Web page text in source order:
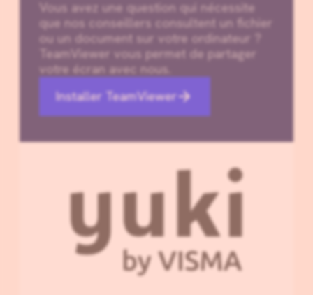
Vous avez une question qui nécessite
que nos conseillers consultent un fichier
ou un document sur votre ordinateur ?
TeamViewer vous permet de partager
votre écran avec nous.
Installer TeamViewer